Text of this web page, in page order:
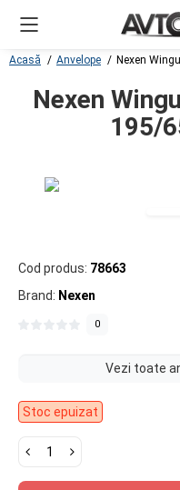
Acasă Anvelope Nexen
Nexen
195/
Cod produs: 78663
Brand: Nexen
0
Vezi toate
Stoc epuizat